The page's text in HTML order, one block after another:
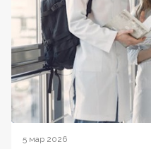
5 мар 2026